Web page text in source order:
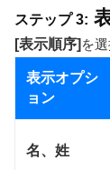
ステップ 3:
[表示順序] を
表示オプシ
ョン
名、姓